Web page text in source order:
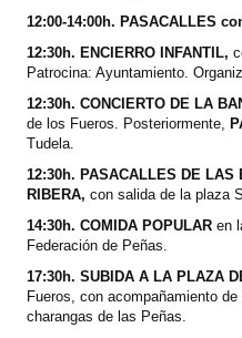
12:00-14:00h. PASACALLES
12:30h. ENCIERRO INFANTIL,
Patrocina: Ayuntamiento.
12:30h. CONCIERTO DE LA
de los Fueros. Posteriormente,
Tudela.
12:30h. PASACALLES DE LAS
RIBERA, con salida de la plaza
14:30h. COMIDA POPULAR en
Federación de Peñas.
17:30h. SUBIDA A LA PLAZA
Fueros, con acompañamiento
charangas de las Peñas.